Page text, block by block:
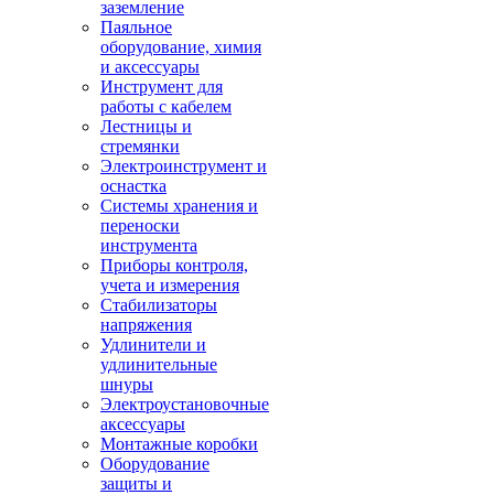
заземление
Паяльное
оборудование, химия
и аксессуары
Инструмент для
работы с кабелем
Лестницы и
стремянки
Электроинструмент и
оснастка
Системы хранения и
переноски
инструмента
Приборы контроля,
учета и измерения
Стабилизаторы
напряжения
Удлинители и
удлинительные
шнуры
Электроустановочные
аксессуары
Монтажные коробки
Оборудование
защиты и